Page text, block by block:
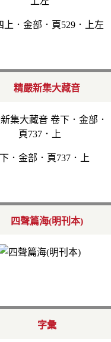
上．金部．頁529．上左
精嚴新集大藏音
．金部．頁737．上
四聲篇海(明刊本)
字彙